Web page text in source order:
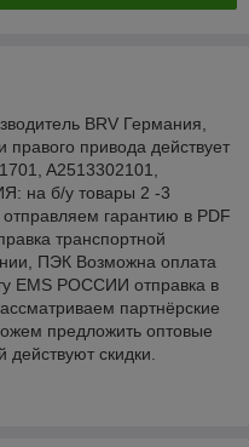
BRV Германия,
правого привода действует
A2513302101,
на б/у товары 2 -3
гарантию в PDF
транспортной
ПЭК Возможна оплата
EMS РОССИИ отправка в
партнёрские
предложить оптовые
скидки.